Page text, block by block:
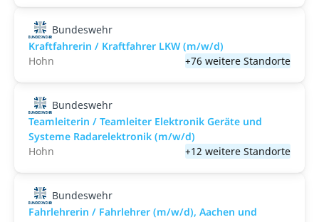
Bundeswehr
Kraftfahrerin / Kraftfahrer LKW (m/w/d)
Hohn
+76 weitere Standorte
Bundeswehr
Teamleiterin / Teamleiter Elektronik Geräte und
Systeme Radarelektronik (m/w/d)
Hohn
+12 weitere Standorte
Bundeswehr
Fahrlehrerin / Fahrlehrer (m/w/d), Aachen und